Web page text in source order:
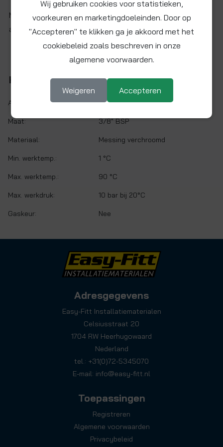
Messing verchroomd T-stuk met 3/8" BSP binnendraad
aan alle zijden.
Kenmerken
Artikelnr.: EF0213S
Maat: 3/8" BSP
Materiaal: Messing verchroomd
Min. werktemp.: 1 °C
Max. werktemp.: 90 °C
Max. werkdruk: 10 bar bij 20°C
Gaskeur: Nee
Adresgegevens
Easy-Fitt Installatiematerialen
Celsiusstraat 20
1704 RW Heerhugowaard
Nederland
tel.: +31(0)72-5345070
E-mail: info@easy-fitt.nl
Toepassingen
Registreren
Algemene voorwaarden
Privacybeleid
Wij gebruiken cookies voor statistieken,
voorkeuren en marketingdoeleinden. Door op
"Accepteren" te klikken ga je akkoord met het
cookiebeleid zoals beschreven in onze
algemene voorwaarden.
Weigeren Accepteren